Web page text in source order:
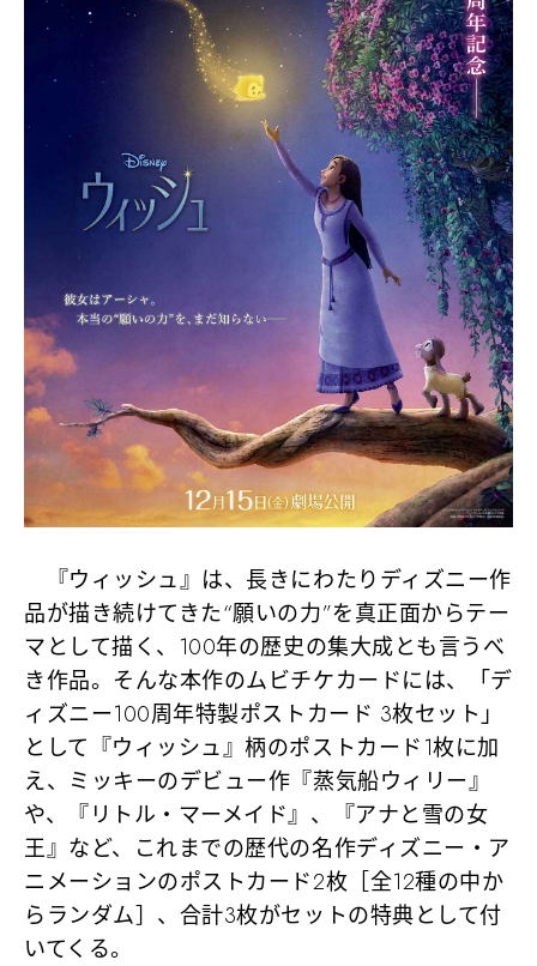
『ウィッシュ』は、長きにわたりディズニー作
品が描き続けてきた“願いの力”を真正面からテー
マとして描く、100年の歴史の集大成とも言うべ
き作品。そんな本作のムビチケカードには、「デ
ィズニー100周年特製ポストカード 3枚セット」
として『ウィッシュ』柄のポストカード1枚に加
え、ミッキーのデビュー作『蒸気船ウィリー』
や、『リトル・マーメイド』、『アナと雪の女
王』など、これまでの歴代の名作ディズニー・ア
ニメーションのポストカード2枚［全12種の中か
らランダム］、合計3枚がセットの特典として付
いてくる。